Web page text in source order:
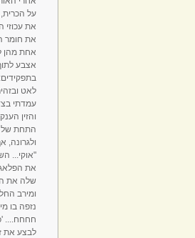
על
את
את חומר
אחת מהן
אצבע
לאט
עמדתי
והזין
התחת של
ולגרונה,
"אוקי...
את
שלה את
ומירב
נזפה בו
חחחח....
לבצע את